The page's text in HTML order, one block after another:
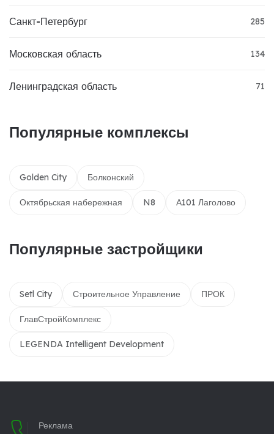
Санкт-Петербург 285
Московская область 134
Ленинградская область 71
Популярные комплексы
Golden City Болконский
Октябрьская набережная N8 А101 Лаголово
Популярные застройщики
Setl City Строительное Управление ПРОК
ГлавСтройКомплекс
LEGENDA Intelligent Development
Реклама